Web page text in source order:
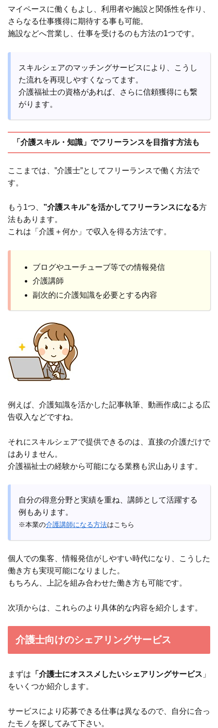
マイペースに働くもよし、利用者や施設と関係性を作り、
さらなる仕事獲得に期待する事も可能。
施設などへ営業し、仕事を受けるのも方法の1つです。
スキルシェアのマッチングサービスにより、こうし
た流れを再現しやすくなってます。
介護福祉士の資格があれば、さらに信頼獲得にも繋
がります。
「介護スキル・知識」でフリーランスを目指す方法も
ここまでは、”介護士”としてフリーランスで働く方法で
す。
もう1つ、 ”介護スキル”を活かしてフリーランスになる方
法もあります。
これは「介護＋何か」で収入を得る方法です。
ブログやユーチューブ等での情報発信
介護講師
副次的に介護知識を必要とする内容
例えば、介護知識を活かした記事執筆、動画作成による広
告収入などですね。
それにスキルシェアで提供できるのは、直接の介護だけで
はありません。
介護福祉士の経験から可能になる業務も沢山あります。
自分の得意分野と実績を重ね、講師として活躍する
例もあります。
※本業の介護講師になる方法はこちら
個人での集客、情報発信がしやすい時代になり、こうした
働き方も実現可能になりました。
もちろん、上記を組み合わせた働き方も可能です。
次項からは、これらのより具体的な内容を紹介します。
介護士向けのシェアリングサービス
まずは 「介護士にオススメしたいシェアリングサービス 」
をいくつか紹介します。
サービスにより応募できる仕事は異なるので、自分に合っ
たモノを探してみて下さい。